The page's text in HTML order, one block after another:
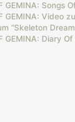
GEMINA: Songs
GEMINA: Video
“Skeleton
GEMINA: Diary